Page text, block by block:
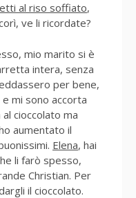
al riso soffiato,
ve li ricordate?
mio marito si è
intera, senza
per bene,
mi sono accorta
cioccolato ma
aumentato il
Elena, hai
li farò spesso,
Christian. Per
il cioccolato.